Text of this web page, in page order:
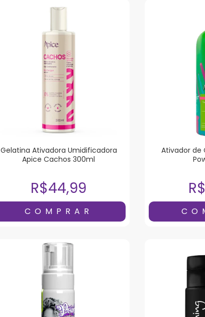
Gelatina Ativadora Umidificadora
Apice Cachos 300ml
R$44,99
Ativador de